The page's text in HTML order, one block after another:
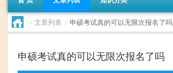
> 文章列表 > 申硕考试真的可以无限次报名了吗
申硕考试真的可以无限次报名了吗